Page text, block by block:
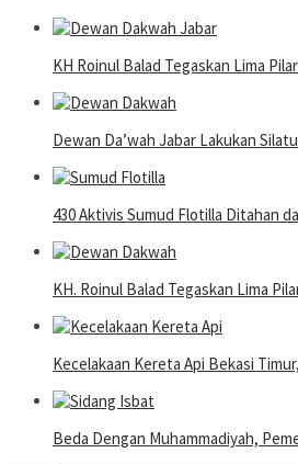
KH Roinul Balad Tegaskan Lima
Dewan Da’wah Jabar Lakukan
430 Aktivis Sumud Flotilla Ditahan
KH. Roinul Balad Tegaskan Lima
Kecelakaan Kereta Api Bekasi
Beda Dengan Muhammadiyah,